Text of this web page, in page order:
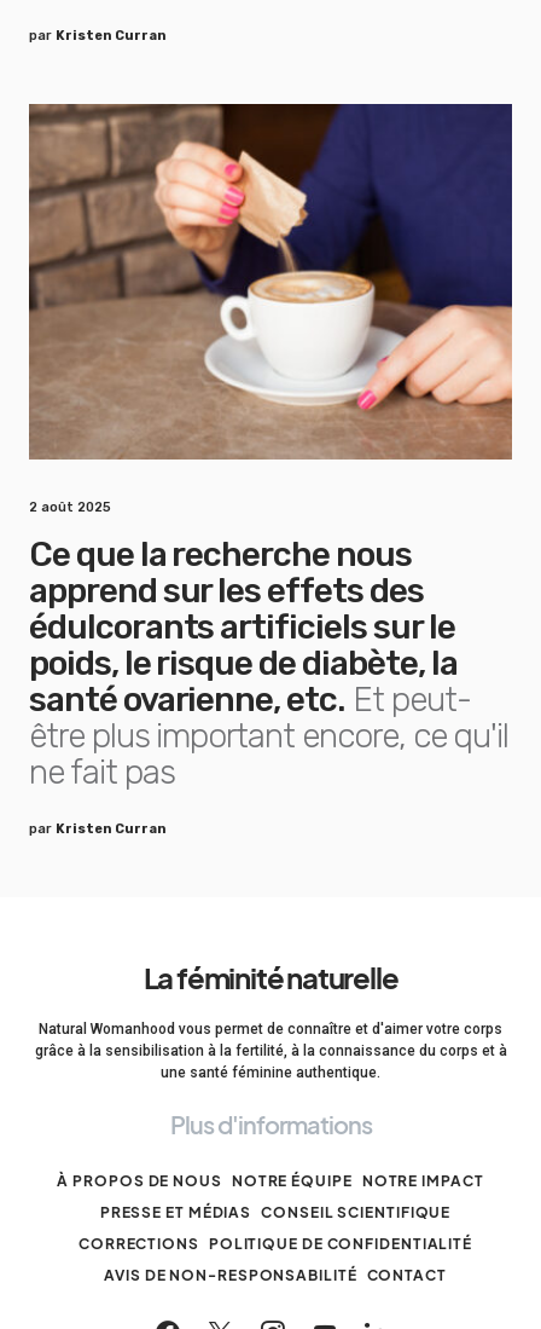
par Kristen Curran
2 août 2025
Ce que la recherche nous
apprend sur les effets des
édulcorants artificiels sur le
poids, le risque de diabète, la
santé ovarienne, etc. Et peut-
être plus important encore, ce qu'il
ne fait pas
par Kristen Curran
La féminité naturelle
Natural Womanhood vous permet de connaître et d'aimer votre corps
grâce à la sensibilisation à la fertilité, à la connaissance du corps et à
une santé féminine authentique.
Plus d'informations
À PROPOS DE NOUS NOTRE ÉQUIPE NOTRE IMPACT
PRESSE ET MÉDIAS
CONSEIL SCIENTIFIQUE
CORRECTIONS POLITIQUE DE CONFIDENTIALITÉ
AVIS DE NON-RESPONSABILITÉ CONTACT